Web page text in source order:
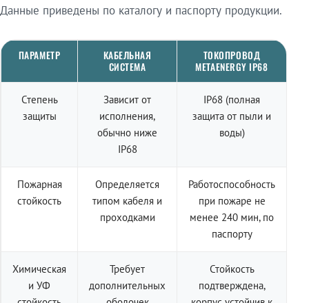
Данные приведены по каталогу и паспорту продукции.
ПАРАМЕТР
КАБЕЛЬНАЯ
СИСТЕМА
ТОКОПРОВОД
METAENERGY IP68
Степень
защиты
Зависит от
исполнения,
обычно ниже
IP68
IP68 (полная
защита от пыли и
воды)
Пожарная
стойкость
Определяется
типом кабеля и
проходками
Работоспособность
при пожаре не
менее 240 мин, по
паспорту
Химическая
и УФ
Требует
дополнительных
Стойкость
подтверждена,